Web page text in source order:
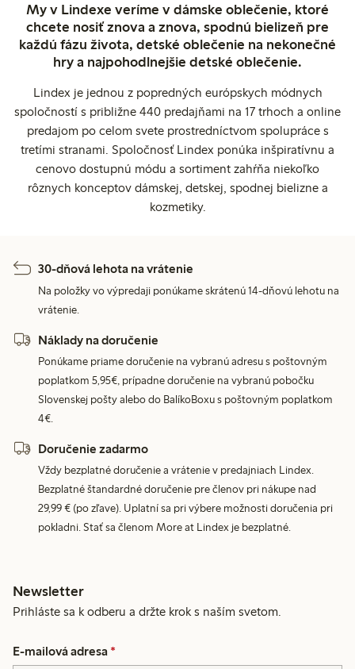
My v Lindexe veríme v dámske oblečenie, ktoré
chcete nosiť znova a znova, spodnú bielizeň pre
každú fázu života, detské oblečenie na nekonečné
hry a najpohodlnejšie detské oblečenie.
Lindex je jednou z popredných európskych módnych
spoločností s približne 440 predajňami na 17 trhoch a online
predajom po celom svete prostredníctvom spolupráce s
tretími stranami. Spoločnosť Lindex ponúka inšpiratívnu a
cenovo dostupnú módu a sortiment zahŕňa niekoľko
rôznych konceptov dámskej, detskej, spodnej bielizne a
kozmetiky.
30-dňová lehota na vrátenie
Na položky vo výpredaji ponúkame skrátenú 14-dňovú lehotu na
vrátenie.
Náklady na doručenie
Ponúkame priame doručenie na vybranú adresu s poštovným
poplatkom 5,95€, prípadne doručenie na vybranú pobočku
Slovenskej pošty alebo do BalíkoBoxu s poštovným poplatkom
4€.
Doručenie zadarmo
Vždy bezplatné doručenie a vrátenie v predajniach Lindex.
Bezplatné štandardné doručenie pre členov pri nákupe nad
29,99 € (po zľave). Uplatní sa pri výbere možnosti doručenia pri
pokladni. Stať sa členom More at Lindex je bezplatné.
Newsletter
Prihláste sa k odberu a držte krok s naším svetom.
E-mailová adresa *